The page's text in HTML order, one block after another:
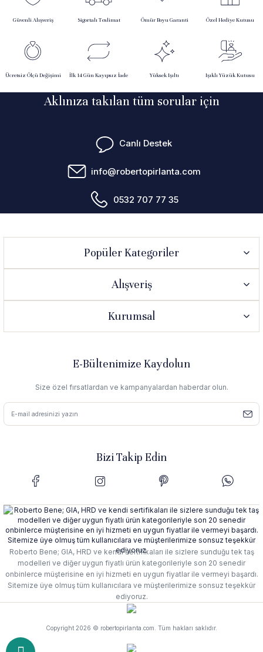
Güvenli Alışveriş Sigortalı Teslimat Ömür Boyu Garanti Özel Hediye Kutusu
Ücretsiz Ölçü Değişimi İlk 14 Gün Kayıpsız İade Yüksek Işıltı Işıklı Yüzük Kutusu
Aklınıza takılan tüm sorular için
Canlı Destek
info@robertopirlanta.com
0532 707 77 35
Popüler Kategoriler
Alışveriş
Kurumsal
E-Bültenimize Kaydolun
Size özel fırsatlardan ve kampanyalardan haberdar olun.
Bizi Takip Edin
Roberto Bene; GIA, HRD ve kendi sertifikaları ile sizlere sunduğu tek taş
modelleri ve diğer uygun fiyatlı ürün kategorileriyle son 20 senedir
onbinlerce müşterisine en iyi hizmeti en uygun fiyatlar ile vermeyi başardı.
Sitemize üye olmuş tüm kullanıcılara ve müşterilerimize sonsuz teşekkür
ediyoruz.
Copyright 2026 © robertopirlanta.com. Tüm hakları saklıdır.